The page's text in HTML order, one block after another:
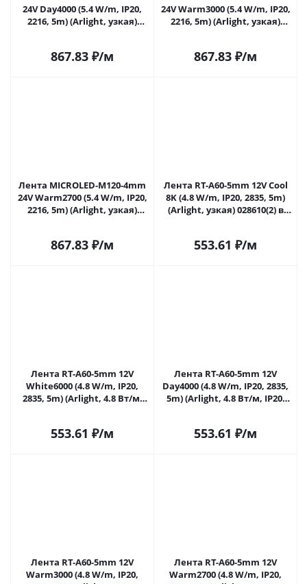
24V Day4000 (5.4 W/m, IP20,
2216, 5m) (Arlight, узкая)
867.83 ₽/м
24V Warm3000 (5.4 W/m, IP20,
2216, 5m) (Arlight, узкая)
867.83 ₽/м
Лента MICROLED-M120-4mm
24V Warm2700 (5.4 W/m, IP20,
2216, 5m) (Arlight, узкая)
867.83 ₽/м
Лента RT-A60-5mm 12V Cool
8K (4.8 W/m, IP20, 2835, 5m)
(Arlight, узкая) 028610(2) в
553.61 ₽/м
Лента RT-A60-5mm 12V
White6000 (4.8 W/m, IP20,
2835, 5m) (Arlight, 4.8 Вт/м,
553.61 ₽/м
Лента RT-A60-5mm 12V
Day4000 (4.8 W/m, IP20, 2835,
5m) (Arlight, 4.8 Вт/м, IP20)
553.61 ₽/м
Лента RT-A60-5mm 12V
Warm3000 (4.8 W/m, IP20,
Лента RT-A60-5mm 12V
Warm2700 (4.8 W/m, IP20,